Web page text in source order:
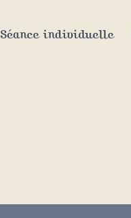
Séance individuelle